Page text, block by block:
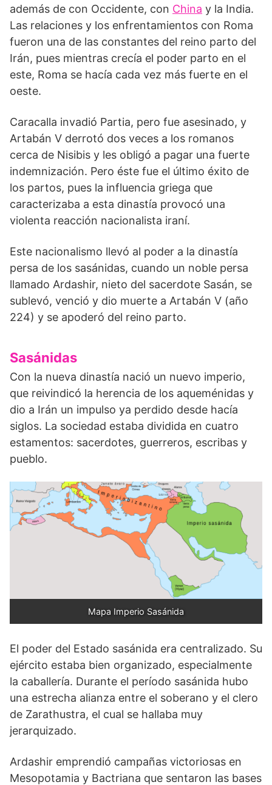
además de con Occidente, con China y la India.
Las relaciones y los enfrentamientos con Roma
fueron una de las constantes del reino parto del
Irán, pues mientras crecía el poder parto en el
este, Roma se hacía cada vez más fuerte en el
oeste.
Caracalla invadió Partia, pero fue asesinado, y
Artabán V derrotó dos veces a los romanos
cerca de Nisibis y les obligó a pagar una fuerte
indemnización. Pero éste fue el último éxito de
los partos, pues la influencia griega que
caracterizaba a esta dinastía provocó una
violenta reacción nacionalista iraní.
Este nacionalismo llevó al poder a la dinastía
persa de los sasánidas, cuando un noble persa
llamado Ardashir, nieto del sacerdote Sasán, se
sublevó, venció y dio muerte a Artabán V (año
224) y se apoderó del reino parto.
Sasánidas
Con la nueva dinastía nació un nuevo imperio,
que reivindicó la herencia de los aqueménidas y
dio a Irán un impulso ya perdido desde hacía
siglos. La sociedad estaba dividida en cuatro
estamentos: sacerdotes, guerreros, escribas y
pueblo.
Mapa Imperio Sasánida
El poder del Estado sasánida era centralizado. Su
ejército estaba bien organizado, especialmente
la caballería. Durante el período sasánida hubo
una estrecha alianza entre el soberano y el clero
de Zarathustra, el cual se hallaba muy
jerarquizado.
Ardashir emprendió campañas victoriosas en
Mesopotamia y Bactriana que sentaron las bases